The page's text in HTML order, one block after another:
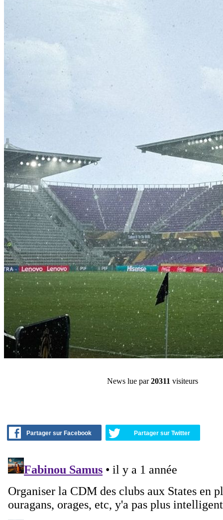
News lue par20311visiteurs
Partager sur Facebook Partager sur Twitter